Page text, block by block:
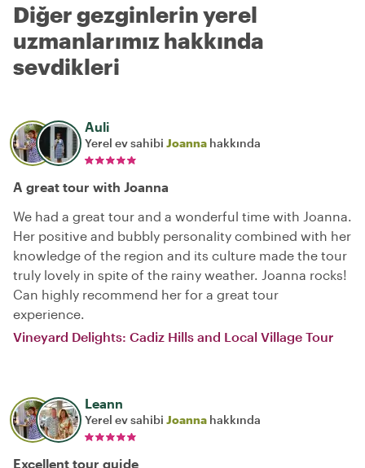
Diğer gezginlerin yerel
uzmanlarımız hakkında
sevdikleri
Auli
Yerel ev sahibi Joanna hakkında
A great tour with Joanna
We had a great tour and a wonderful time with Joanna.
Her positive and bubbly personality combined with her
knowledge of the region and its culture made the tour
truly lovely in spite of the rainy weather. Joanna rocks!
Can highly recommend her for a great tour
experience.
Vineyard Delights: Cadiz Hills and Local Village Tour
Leann
Yerel ev sahibi Joanna hakkında
Excellent tour guide